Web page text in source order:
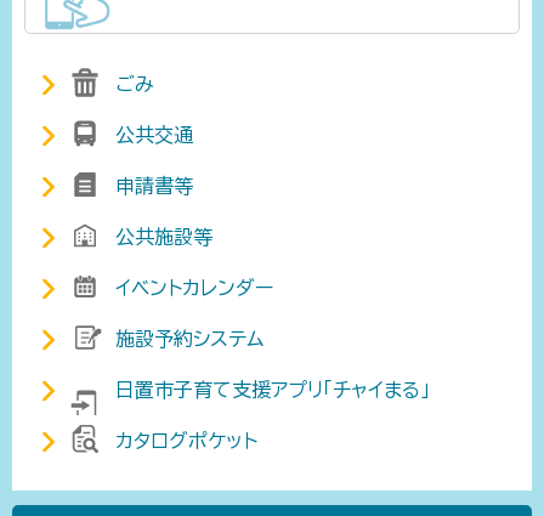
ごみ
公共交通
申請書等
公共施設等
イベントカレンダー
施設予約システム
日置市子育て支援アプリ「チャイまる」
カタログポケット